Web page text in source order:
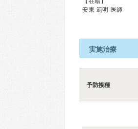
安東 範明 医師
実施治療
予防接種